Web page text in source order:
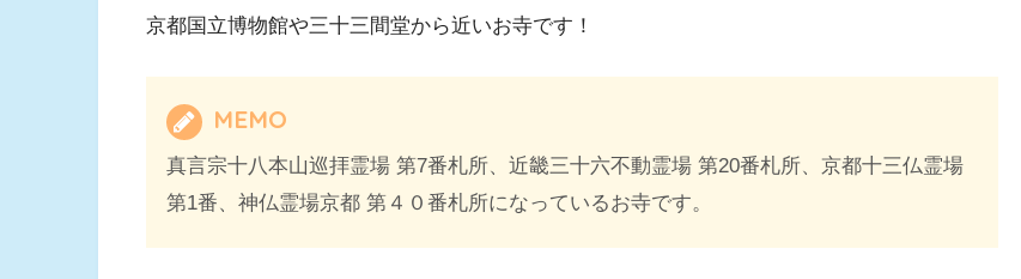
京都国立博物館や三十三間堂から近いお寺です！
MEMO
真言宗十八本山巡拝霊場 第7番札所、近畿三十六不動霊場 第20番札所、京都十三仏霊場
第1番、神仏霊場京都 第４０番札所になっているお寺です。